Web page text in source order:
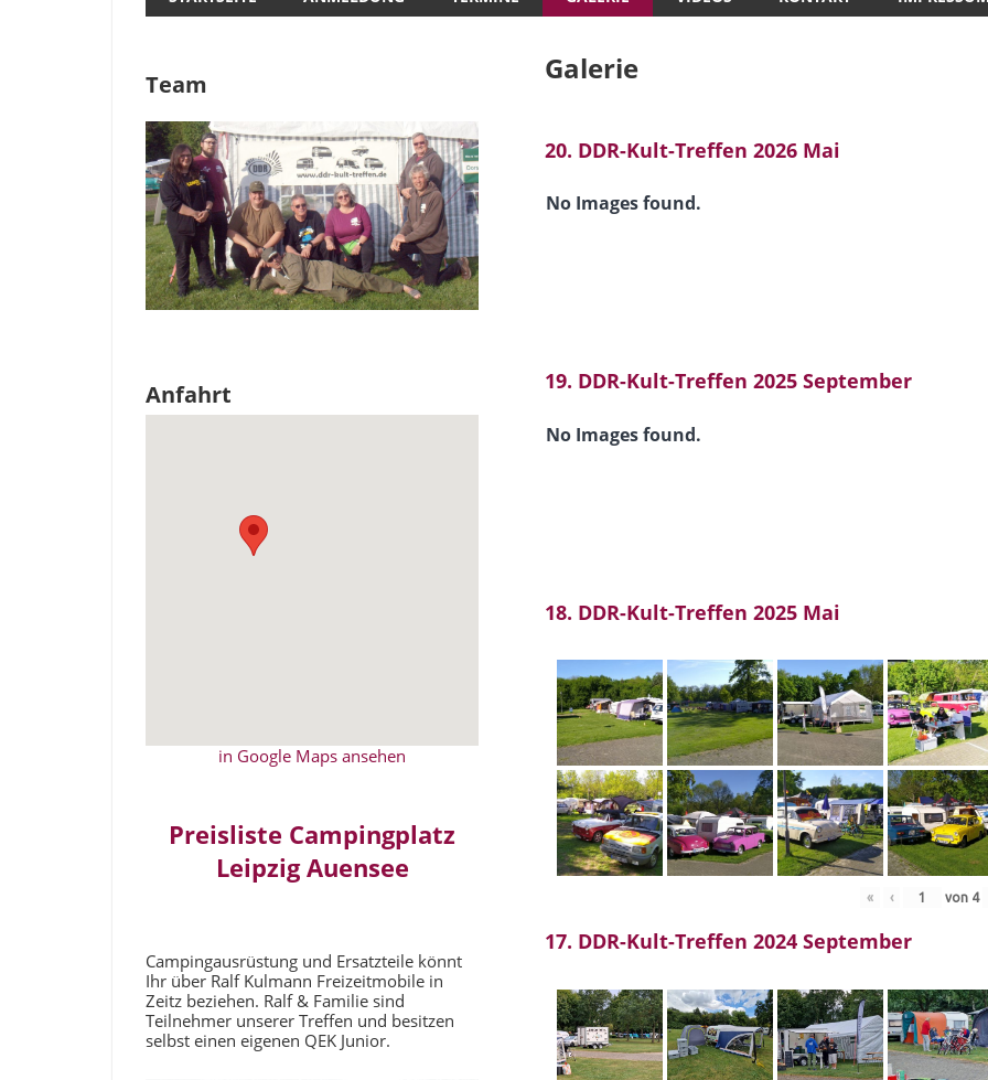
Galerie
20. DDR-Kult-Treffen 2026 Mai
No Images found.
19. DDR-Kult-Treffen 2025 September
No Images found.
18. DDR-Kult-Treffen 2025 Mai
« ‹ von 4
17. DDR-Kult-Treffen 2024 September
Team
Anfahrt
in Google Maps ansehen
Preisliste Campingplatz
Leipzig Auensee
Campingausrüstung und Ersatzteile könnt
Ihr über Ralf Kulmann Freizeitmobile in
Zeitz beziehen. Ralf & Familie sind
Teilnehmer unserer Treffen und besitzen
selbst einen eigenen QEK Junior.